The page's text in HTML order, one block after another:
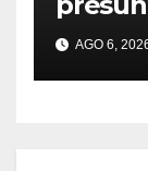
con
la final
AGO 6,